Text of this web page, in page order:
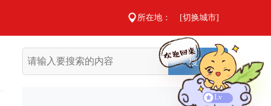
Lv
所在地： [切换城市]
搜索